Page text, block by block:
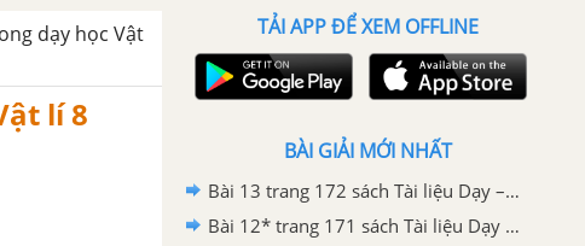
dạy học Vật
lí 8
TẢI APP ĐỂ XEM OFFLINE
BÀI GIẢI MỚI NHẤT
Bài 13 trang 172 sách Tài liệu Dạy – Học Vật lí 8
Bài 12* trang 171 sách Tài liệu Dạy – Học Vật lí 8